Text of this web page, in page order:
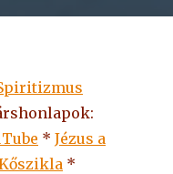
* Jézus a
*